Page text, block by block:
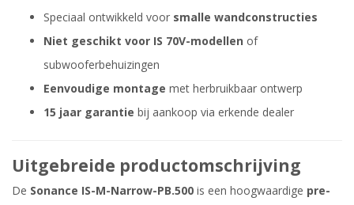
Speciaal ontwikkeld voor smalle wandconstructies
Niet geschikt voor IS 70V-modellen of
subwooferbehuizingen
Eenvoudige montage met herbruikbaar ontwerp
15 jaar garantie bij aankoop via erkende dealer
Uitgebreide productomschrijving
De Sonance IS-M-Narrow-PB.500 is een hoogwaardige pre-